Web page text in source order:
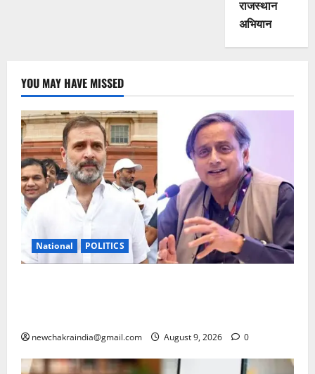
राजस्थान
अभियान
YOU MAY HAVE MISSED
National POLITICS
newchakraindia@gmail.com August 9, 2026 0